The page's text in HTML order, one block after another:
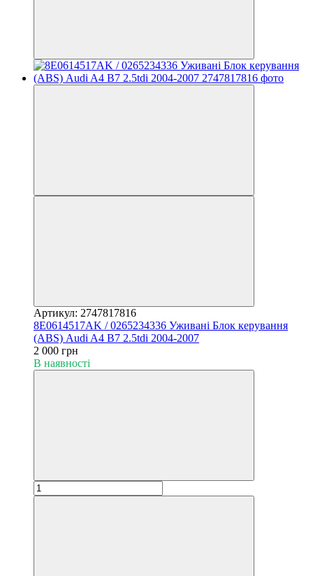
Артикул: 2747817816
8E0614517AK / 0265234336 Уживані Блок керування
(ABS) Audi A4 B7 2.5tdi 2004-2007
2 000 грн
В наявності